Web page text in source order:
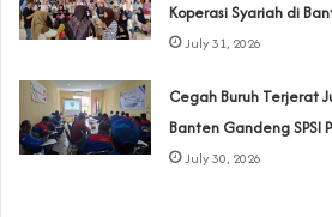
Koperasi Syariah di
July 31, 2026
Cegah Buruh Terjerat
Banten Gandeng SPSI
July 30, 2026